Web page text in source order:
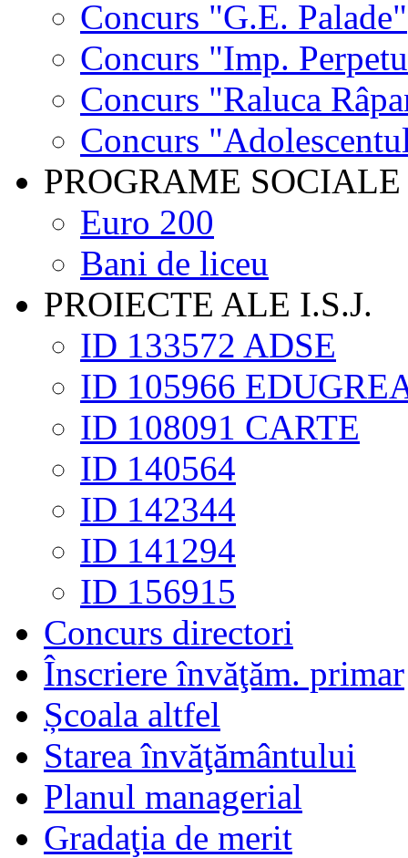
Concurs "G.E. Palade"
Concurs "Imp.
Concurs "Raluca
Concurs
PROGRAME SOCIALE
Euro 200
Bani de liceu
PROIECTE ALE I.S.J.
ID 133572 ADSE
ID 105966
ID 108091 CARTE
ID 140564
ID 142344
ID 141294
ID 156915
Concurs directori
Înscriere învăţăm. primar
Școala altfel
Starea învăţământului
Planul managerial
Gradaţia de merit